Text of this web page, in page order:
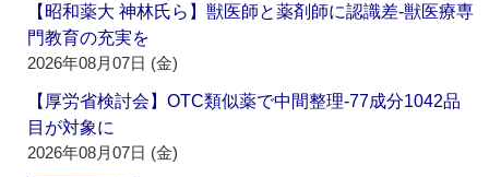
【昭和薬大 神林氏ら】獣医師と薬剤師に認識差‐獣医療専
門教育の充実を
2026年08月07日 (金)
【厚労省検討会】OTC類似薬で中間整理‐77成分1042品
目が対象に
2026年08月07日 (金)